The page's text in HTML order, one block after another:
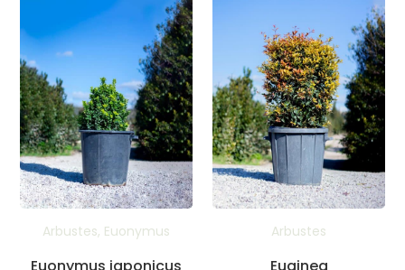
Arbustes, Euonymus
Euonymus japonicus
Arbustes
Euginea